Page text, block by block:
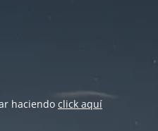
haciendo click aquí